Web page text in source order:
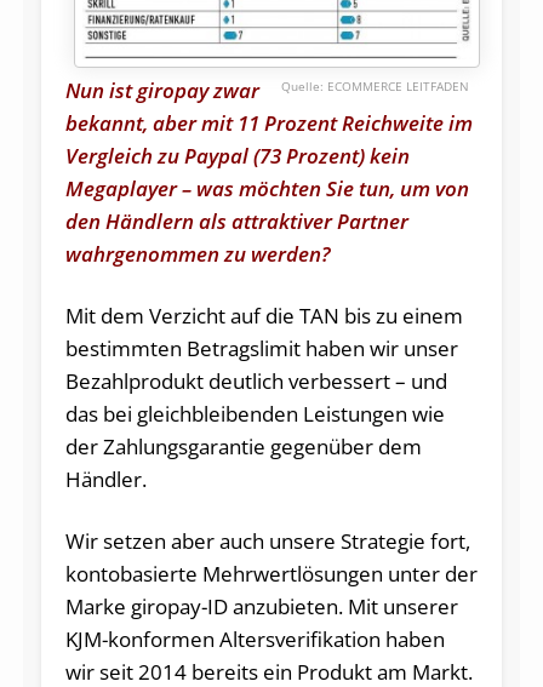
ECOMMERCE LEITFADEN
Nun ist giropay zwar
bekannt, aber mit 11 Prozent Reichweite im
Vergleich zu Paypal (73 Prozent) kein
Megaplayer – was möchten Sie tun, um von
den Händlern als attraktiver Partner
wahrgenommen zu werden?
Mit dem Verzicht auf die TAN bis zu einem
bestimmten Betragslimit haben wir unser
Bezahlprodukt deutlich verbessert – und
das bei gleichbleibenden Leistungen wie
der Zahlungsgarantie gegenüber dem
Händler.
Wir setzen aber auch unsere Strategie fort,
kontobasierte Mehrwertlösungen unter der
Marke giropay-ID anzubieten. Mit unserer
KJM-konformen Altersverifikation haben
wir seit 2014 bereits ein Produkt am Markt.